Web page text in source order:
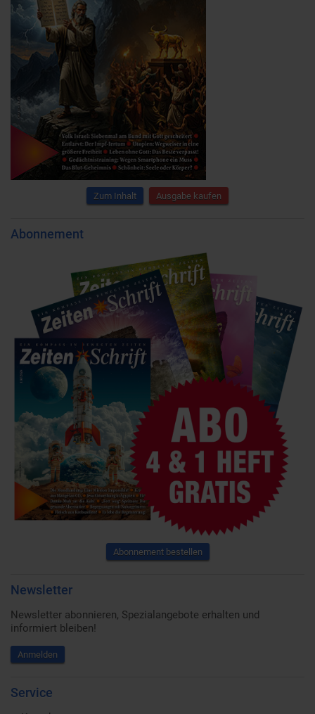
Zum Inhalt Ausgabe kaufen
Abonnement
Abonnement bestellen
Newsletter
Newsletter abonnieren, Spezialangebote erhalten und
informiert bleiben!
Anmelden
Service